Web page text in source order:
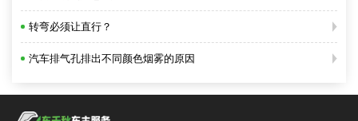
转弯必须让直行？
汽车排气孔排出不同颜色烟雾的原因